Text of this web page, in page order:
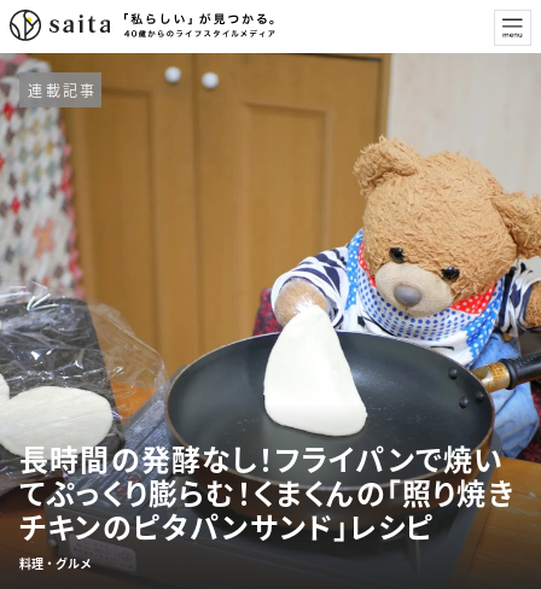
連載記事
長時間の発酵なし！フライパンで焼い
てぷっくり膨らむ！くまくんの「照り焼き
チキンのピタパンサンド」レシピ
料理・グルメ